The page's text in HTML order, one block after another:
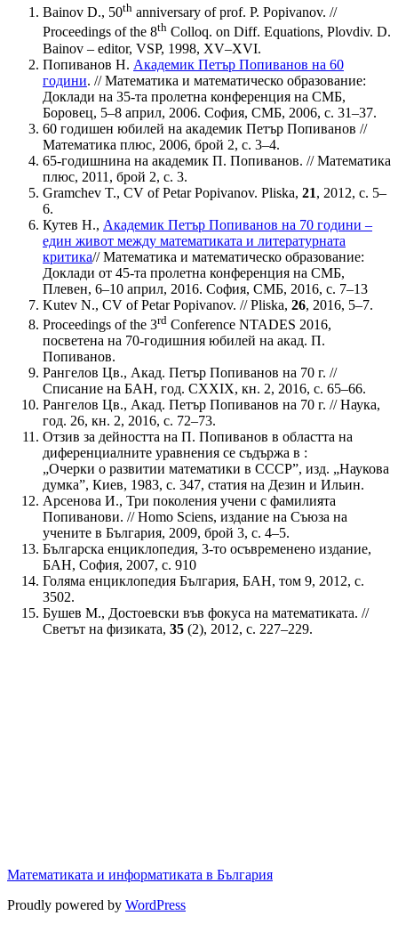
Bainov D., 50th anniversary of prof. P. Popivanov. //
Proceedings of the 8th Colloq. on Diff. Equations, Plovdiv. D.
Bainov ‒ editor, VSP, 1998, XV‒XVI.
Попиванов Н. Академик Петър Попиванов на 60
години. // Математика и математическо образование:
Доклади на 35-та пролетна конференция на СМБ,
Боровец, 5‒8 април, 2006. София, СМБ, 2006, с. 31‒37.
60 годишен юбилей на академик Петър Попиванов //
Математика плюс, 2006, брой 2, с. 3‒4.
65-годишнина на академик П. Попиванов. // Математика
плюс, 2011, брой 2, с. 3.
Gramchev T., CV of Petar Popivanov. Pliska, 21, 2012, с. 5‒
6.
Кутев Н., Академик Петър Попиванов на 70 години –
един живот между математиката и литературната
критика// Математика и математическо образование:
Доклади от 45-та пролетна конференция на СМБ,
Плевен, 6‒10 април, 2016. София, СМБ, 2016, с. 7‒13
Kutev N., CV of Petar Popivanov. // Pliska, 26, 2016, 5‒7.
Proceedings of the 3rd Conference NTADES 2016,
посветена на 70-годишния юбилей на акад. П.
Попиванов.
Рангелов Цв., Акад. Петър Попиванов на 70 г. //
Списание на БАН, год. CXXIX, кн. 2, 2016, с. 65‒66.
Рангелов Цв., Акад. Петър Попиванов на 70 г. // Наука,
год. 26, кн. 2, 2016, с. 72‒73.
Отзив за дейността на П. Попиванов в областта на
диференциалните уравнения се съдържа в :
„Очерки о развитии математики в СССР”, изд. „Наукова
думка”, Киев, 1983, с. 347, статия на Дезин и Ильин.
Арсенова И., Три поколения учени с фамилията
Попиванови. // Homo Sciens, издание на Съюза на
учените в България, 2009, брой 3, с. 4‒5.
Българска енциклопедия, 3-то осъвременено издание,
БАН, София, 2007, с. 910
Голяма енциклопедия България, БАН, том 9, 2012, с.
3502.
Бушев М., Достоевски във фокуса на математиката. //
Светът на физиката, 35 (2), 2012, с. 227‒229.
Математиката и информатиката в България
Proudly powered by WordPress